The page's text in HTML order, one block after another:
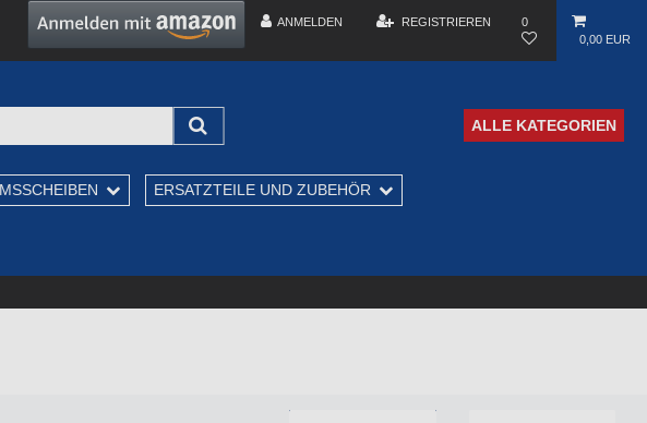
ANMELDEN REGISTRIEREN
0
0,00 EUR
ALLE KATEGORIEN
ERSATZTEILE UND ZUBEHÖR